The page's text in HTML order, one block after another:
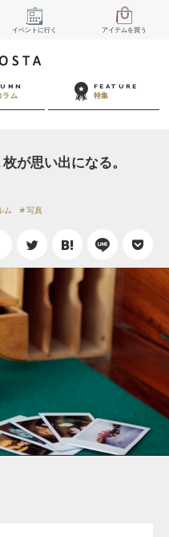
イベント に行く アイテムを買う
ラム
FEATURE
特集
が思い出になる。
ム 写真